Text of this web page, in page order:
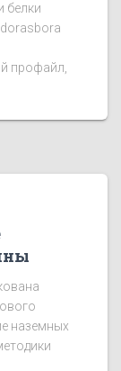
белки
профайл,
наземных